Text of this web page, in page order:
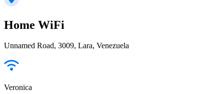
Home WiFi
Unnamed Road, 3009, Lara, Venezuela
Veronica